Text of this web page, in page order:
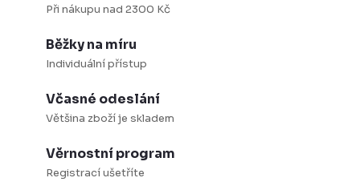
Při nákupu nad 2300 Kč
Běžky na míru
Individuální přístup
Včasné odeslání
Většina zboží je skladem
Věrnostní program
Registrací ušetříte